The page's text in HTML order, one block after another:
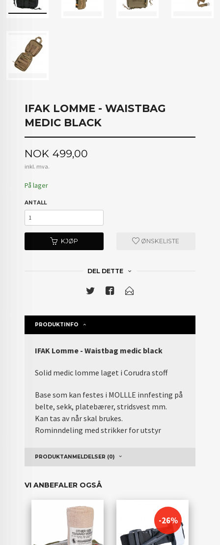
IFAK LOMME - WAISTBAG
MEDIC BLACK
Pris
NOK 499,00
inkl. mva.
På lager
ANTALL
KJØP ØNSKELISTE
DEL DETTE
PRODUKTINFO
IFAK Lomme - Waistbag medic black
Solid medic lomme laget i Corudra stoff
Base som kan festes i MOLLLE innfesting på
belte, sekk, platebærer, stridsvest mm.
Kan tas av når skal brukes.
Rominndeling med strikker for utstyr
PRODUKTANMELDELSER (0)
VI ANBEFALER OGSÅ
-26%